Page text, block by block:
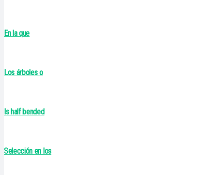
En la que
Los árboles o
Is half bended
Selección en los